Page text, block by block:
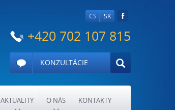
CS SK
+420 702 107 815
KONZULTÁCIE
AKTUALITY O NÁS KONTAKTY